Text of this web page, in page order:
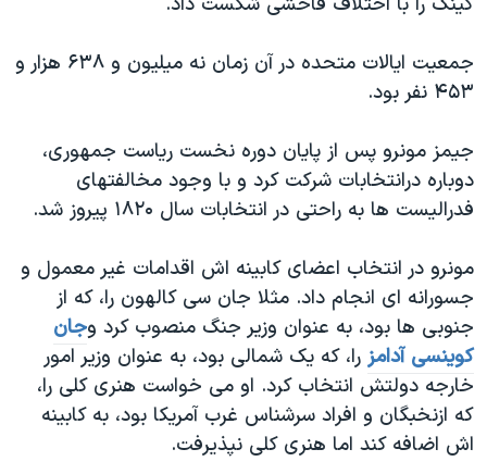
جمعیت ایالات متحده در آن زمان نه میلیون و ۶۳۸ هزار و
۴۵۳ نفر بود.
جیمز مونرو پس از پایان دوره نخست رياست جمهوری،
دوباره درانتخابات شرکت کرد و با وجود مخالفتهای
فدرالیست ها به راحتی در انتخابات سال ۱۸۲۰ پیروز شد.
مونرو در انتخاب اعضای کابینه اش اقدامات غیر معمول و
جسورانه ای انجام داد. مثلا جان سی کالهون را، که از
جنوبی ها بود، به عنوان وزیر جنگ منصوب کرد وجان
کوینسی آدامز را، که یک شمالی بود، به عنوان وزیر امور
خارجه دولتش انتخاب کرد. او می خواست هنری کلی را،
که ازنخبگان و افراد سرشناس غرب آمریکا بود، به کابینه
اش اضافه کند اما هنری کلی نپذیرفت.